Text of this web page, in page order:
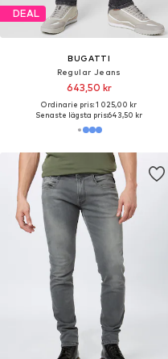
DEAL
BUGATTI
Regular Jeans
643,50 kr
Ordinarie pris: 1 025,00 kr
Senaste lägsta pris:643,50 kr